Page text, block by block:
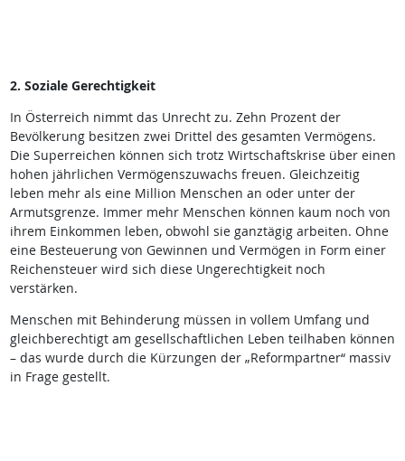
2. Soziale Gerechtigkeit
In Österreich nimmt das Unrecht zu. Zehn Prozent der
Bevölkerung besitzen zwei Drittel des gesamten Vermögens.
Die Superreichen können sich trotz Wirtschaftskrise über einen
hohen jährlichen Vermögenszuwachs freuen. Gleichzeitig
leben mehr als eine Million Menschen an oder unter der
Armutsgrenze. Immer mehr Menschen können kaum noch von
ihrem Einkommen leben, obwohl sie ganztägig arbeiten. Ohne
eine Besteuerung von Gewinnen und Vermögen in Form einer
Reichensteuer wird sich diese Ungerechtigkeit noch
verstärken.
Menschen mit Behinderung müssen in vollem Umfang und
gleichberechtigt am gesellschaftlichen Leben teilhaben können
– das wurde durch die Kürzungen der „Reformpartner“ massiv
in Frage gestellt.